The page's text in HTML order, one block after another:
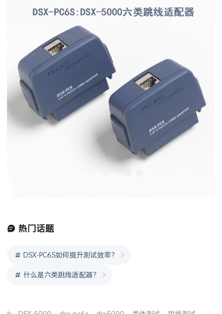
热门话题
DSX-PC6S如何提升测试效率？
什么是六类跳线适配器？